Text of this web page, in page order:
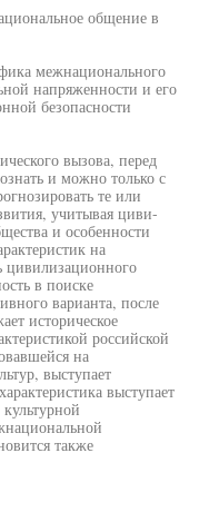
общение в
межнационального
напряженности и его
безопасности
вызова, перед
и можно только с
те или
учитывая циви-
и особенности
на
цивилизационного
в поиске
варианта, после
историческое
российской
на
выступает
выступает
также